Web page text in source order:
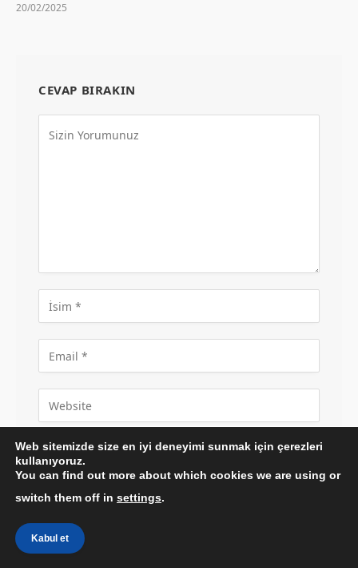
20/02/2025
CEVAP BIRAKIN
Adımı, e-postamı ve web sitemi bir sonraki
yorumum için bu tarayıcıya kaydet.
Web sitemizde size en iyi deneyimi sunmak için çerezleri
kullanıyoruz.
You can find out more about which cookies we are using or
switch them off in settings.
Kabul et